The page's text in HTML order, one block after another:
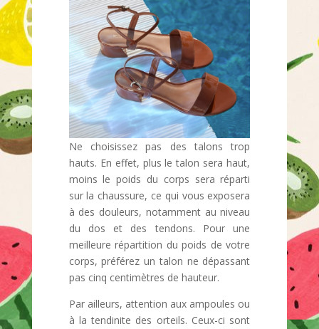
Ne choisissez pas des talons trop
hauts. En effet, plus le talon sera haut,
moins le poids du corps sera réparti
sur la chaussure, ce qui vous exposera
à des douleurs, notamment au niveau
du dos et des tendons. Pour une
meilleure répartition du poids de votre
corps, préférez un talon ne dépassant
pas cinq centimètres de hauteur.
Par ailleurs, attention aux ampoules ou
à la tendinite des orteils. Ceux-ci sont